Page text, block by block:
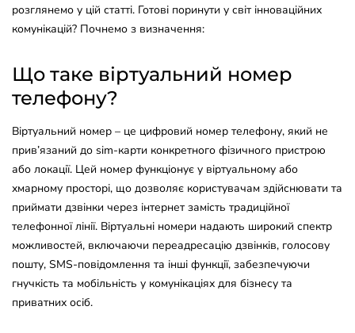
розглянемо у цій статті. Готові поринути у світ інноваційних
комунікацій? Почнемо з визначення:
Що таке віртуальний номер
телефону?
Віртуальний номер – це цифровий номер телефону, який не
прив’язаний до sim-карти конкретного фізичного пристрою
або локації. Цей номер функціонує у віртуальному або
хмарному просторі, що дозволяє користувачам здійснювати та
приймати дзвінки через інтернет замість традиційної
телефонної лінії. Віртуальні номери надають широкий спектр
можливостей, включаючи переадресацію дзвінків, голосову
пошту, SMS-повідомлення та інші функції, забезпечуючи
гнучкість та мобільність у комунікаціях для бізнесу та
приватних осіб.